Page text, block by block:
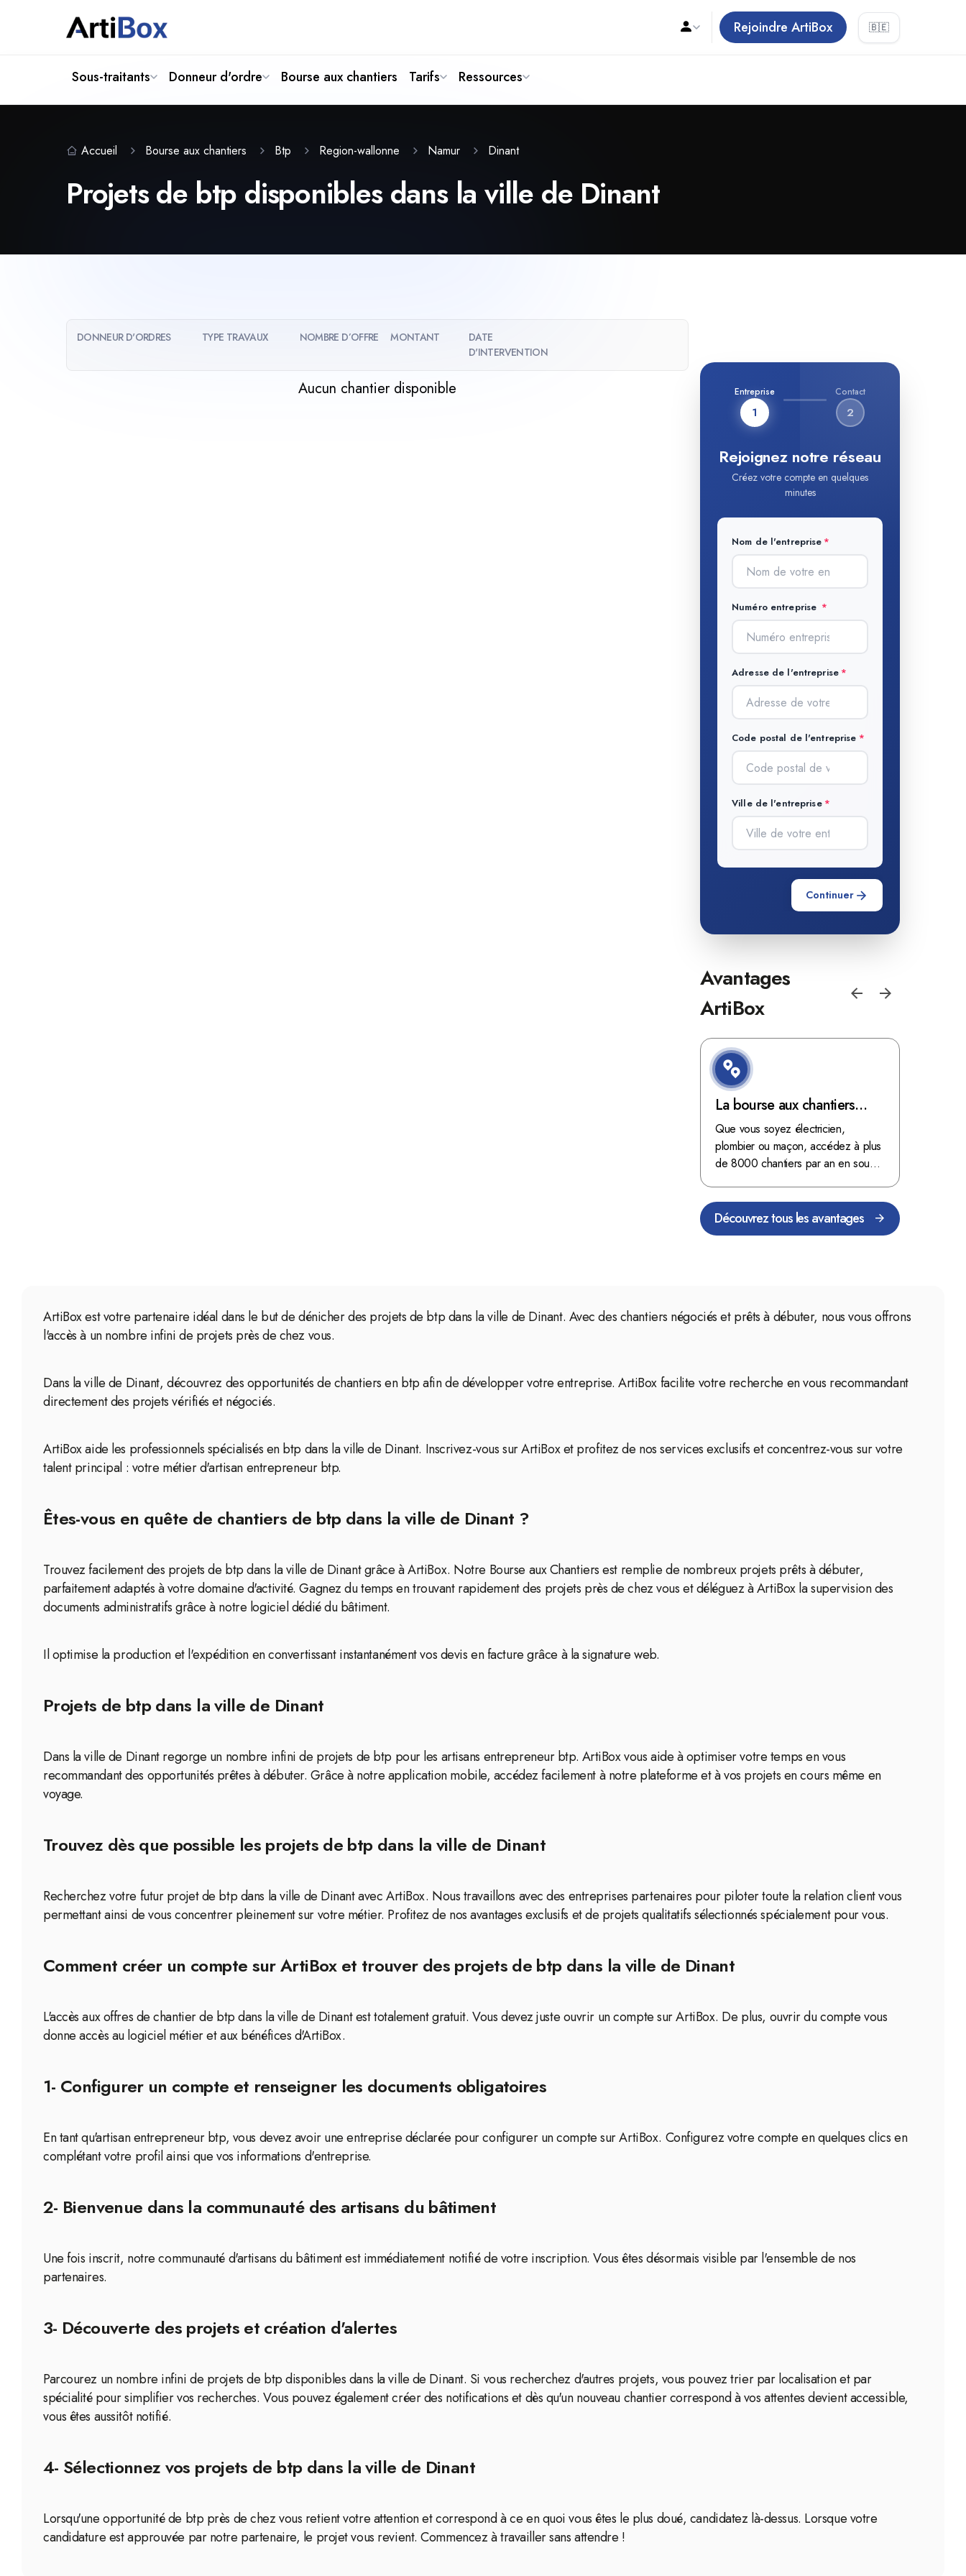
Rejoindre ArtiBox 🇧🇪
Sous-traitants Donneur d'ordre Bourse aux chantiers Tarifs Ressources
Accueil Bourse aux chantiers Btp Region-wallonne Namur Dinant
Projets de btp disponibles dans la ville de Dinant
DONNEUR D'ORDRES TYPE TRAVAUX NOMBRE D’OFFRE MONTANT
DATE
D'INTERVENTION
Aucun chantier disponible Entreprise
1
Contact
2
Rejoignez notre réseau
Créez votre compte en quelques
minutes
Nom de l'entreprise
Numéro entreprise
Adresse de l'entreprise
Code postal de l'entreprise
Ville de l'entreprise
Continuer
Avantages
ArtiBox
La bourse aux chantiers
d'ArtiBox Belgique, véritable
mine d'or !
Que vous soyez électricien,
plombier ou maçon, accédez à plus
de 8000 chantiers par an en sous-
Découvrez tous les avantages
ArtiBox est votre partenaire idéal dans le but de dénicher des projets de btp dans la ville de Dinant. Avec des chantiers négociés et prêts à débuter, nous vous offrons
l'accès à un nombre infini de projets près de chez vous.
Dans la ville de Dinant, découvrez des opportunités de chantiers en btp afin de développer votre entreprise. ArtiBox facilite votre recherche en vous recommandant
directement des projets vérifiés et négociés.
ArtiBox aide les professionnels spécialisés en btp dans la ville de Dinant. Inscrivez-vous sur ArtiBox et profitez de nos services exclusifs et concentrez-vous sur votre
talent principal : votre métier d'artisan entrepreneur btp.
Êtes-vous en quête de chantiers de btp dans la ville de Dinant ?
Trouvez facilement des projets de btp dans la ville de Dinant grâce à ArtiBox. Notre Bourse aux Chantiers est remplie de nombreux projets prêts à débuter,
parfaitement adaptés à votre domaine d'activité. Gagnez du temps en trouvant rapidement des projets près de chez vous et déléguez à ArtiBox la supervision des
documents administratifs grâce à notre logiciel dédié du bâtiment.
Il optimise la production et l'expédition en convertissant instantanément vos devis en facture grâce à la signature web.
Projets de btp dans la ville de Dinant
Dans la ville de Dinant regorge un nombre infini de projets de btp pour les artisans entrepreneur btp. ArtiBox vous aide à optimiser votre temps en vous
recommandant des opportunités prêtes à débuter. Grâce à notre application mobile, accédez facilement à notre plateforme et à vos projets en cours même en
voyage.
Trouvez dès que possible les projets de btp dans la ville de Dinant
Recherchez votre futur projet de btp dans la ville de Dinant avec ArtiBox. Nous travaillons avec des entreprises partenaires pour piloter toute la relation client vous
permettant ainsi de vous concentrer pleinement sur votre métier. Profitez de nos avantages exclusifs et de projets qualitatifs sélectionnés spécialement pour vous.
Comment créer un compte sur ArtiBox et trouver des projets de btp dans la ville de Dinant
L'accès aux offres de chantier de btp dans la ville de Dinant est totalement gratuit. Vous devez juste ouvrir un compte sur ArtiBox. De plus, ouvrir du compte vous
donne accès au logiciel métier et aux bénéfices d'ArtiBox.
1- Configurer un compte et renseigner les documents obligatoires
En tant qu'artisan entrepreneur btp, vous devez avoir une entreprise déclarée pour configurer un compte sur ArtiBox. Configurez votre compte en quelques clics en
complétant votre profil ainsi que vos informations d'entreprise.
2- Bienvenue dans la communauté des artisans du bâtiment
Une fois inscrit, notre communauté d'artisans du bâtiment est immédiatement notifié de votre inscription. Vous êtes désormais visible par l'ensemble de nos
partenaires.
3- Découverte des projets et création d'alertes
Parcourez un nombre infini de projets de btp disponibles dans la ville de Dinant. Si vous recherchez d'autres projets, vous pouvez trier par localisation et par
spécialité pour simplifier vos recherches. Vous pouvez également créer des notifications et dès qu'un nouveau chantier correspond à vos attentes devient accessible,
vous êtes aussitôt notifié.
4- Sélectionnez vos projets de btp dans la ville de Dinant
Lorsqu'une opportunité de btp près de chez vous retient votre attention et correspond à ce en quoi vous êtes le plus doué, candidatez là-dessus. Lorsque votre
candidature est approuvée par notre partenaire, le projet vous revient. Commencez à travailler sans attendre !